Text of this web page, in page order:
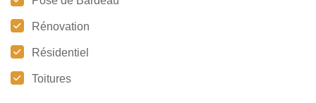
Rénovation
Résidentiel
Toitures